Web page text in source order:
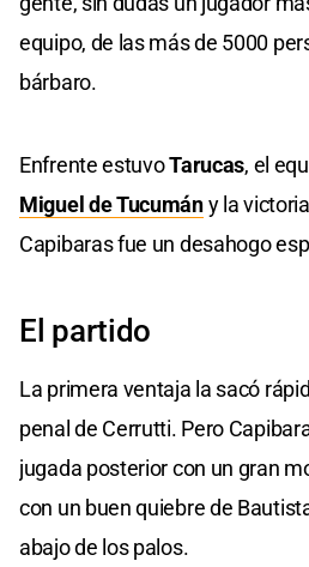
equipo, de las más de 5000
bárbaro.
Enfrente estuvoTarucas, el
Miguel de Tucumány la
Capibaras fue un desahogo
El partido
La primera ventaja la sacó
penal de Cerrutti. Pero
jugada posterior con un gran
con un buen quiebre de
abajo de los palos.